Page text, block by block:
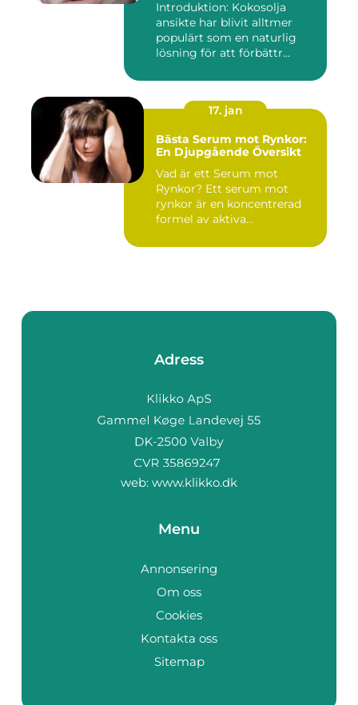
Introduktion: Kokosolja
ansikte har blivit alltmer
populärt som en naturlig
lösning för att förbättr...
17. jan
Bästa Serum mot Rynkor:
En Djupgående Översikt
Vad är ett Serum mot
Rynkor? Ett serum mot
rynkor är en koncentrerad
formel av aktiva
Adress
web: www.klikko.dk
Menu
Annonsering
Om oss
Cookies
Kontakta oss
Sitemap